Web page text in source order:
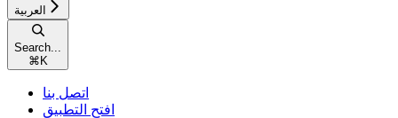
العربية
Search...
⌘ K
اتصل بنا
افتح التطبيق